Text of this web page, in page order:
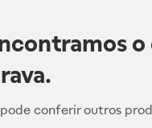
o
conferir outros